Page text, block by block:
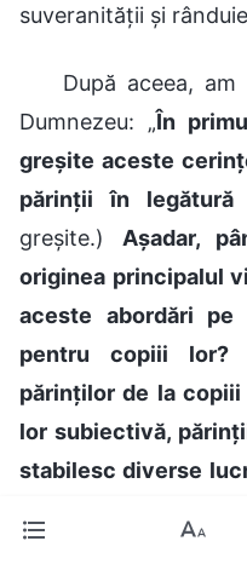
suveranității și
După aceea,
Dumnezeu: „În
greșite aceste
părinții în
greșite.) Așadar,
originea principalul
aceste abordări
pentru copiii lor?
părinților de la copiii
lor subiectivă,
stabilesc diverse
Fiind instigați de